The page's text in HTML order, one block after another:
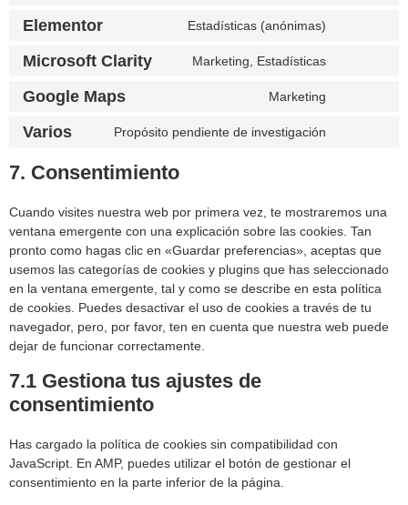
Elementor Estadísticas (anónimas)
Microsoft Clarity Marketing, Estadísticas
Google Maps Marketing
Varios Propósito pendiente de investigación
7. Consentimiento
Cuando visites nuestra web por primera vez, te mostraremos una
ventana emergente con una explicación sobre las cookies. Tan
pronto como hagas clic en «Guardar preferencias», aceptas que
usemos las categorías de cookies y plugins que has seleccionado
en la ventana emergente, tal y como se describe en esta política
de cookies. Puedes desactivar el uso de cookies a través de tu
navegador, pero, por favor, ten en cuenta que nuestra web puede
dejar de funcionar correctamente.
7.1 Gestiona tus ajustes de
consentimiento
Has cargado la política de cookies sin compatibilidad con
JavaScript. En AMP, puedes utilizar el botón de gestionar el
consentimiento en la parte inferior de la página.